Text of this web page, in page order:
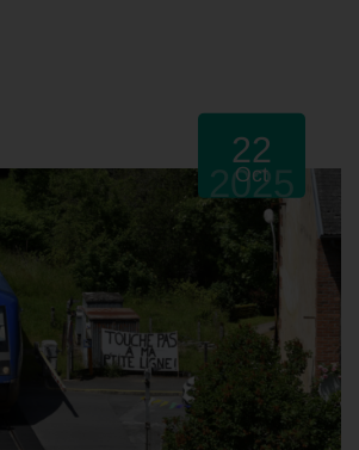
22
Oct
2025